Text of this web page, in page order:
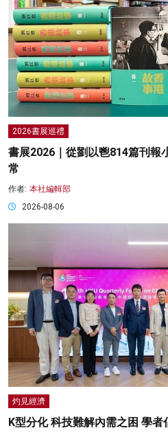
2026書展巡禮
書展2026｜從劉以鬯814篇刊報
常
作者: 本社編輯部
2026-08-06
灼見經濟
K型分化 科技難解內需之困 學者